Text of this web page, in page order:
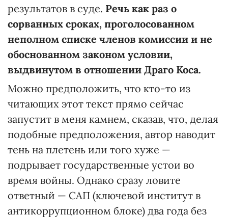
результатов в суде. Речь как раз о
сорванных сроках, проголосованном
неполном списке членов комиссии и не
обоснованном законом условии,
выдвинутом в отношении Драго Коса.
Можно предположить, что кто-то из
читающих этот текст прямо сейчас
запустит в меня камнем, сказав, что, делая
подобные предположения, автор наводит
тень на плетень или того хуже —
подрывает государственные устои во
время войны. Однако сразу ловите
ответный — САП (ключевой институт в
антикоррупционном блоке) два года без